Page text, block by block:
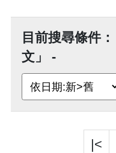
目前搜尋條件
文」 -
|<